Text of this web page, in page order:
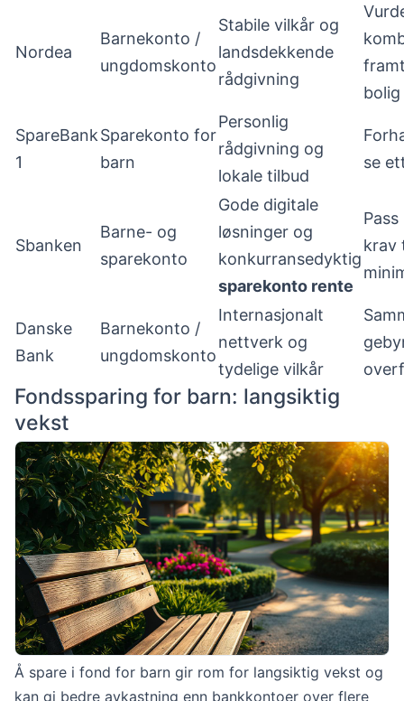
Nordea
Barnekonto /
ungdomskonto
Stabile vilkår og
landsdekkende
rådgivning
bolig
SpareBank
1
Sparekonto for
barn
Personlig
rådgivning og
lokale tilbud
se
Sbanken
Barne- og
sparekonto
Gode digitale
løsninger og
konkurransedyktig
sparekonto rente
krav
Danske
Bank
Barnekonto /
ungdomskonto
Internasjonalt
nettverk og
tydelige vilkår
Fondssparing for barn: langsiktig
vekst
Å spare i fond for barn gir rom for langsiktig vekst og
kan gi bedre avkastning enn bankkontoer over flere